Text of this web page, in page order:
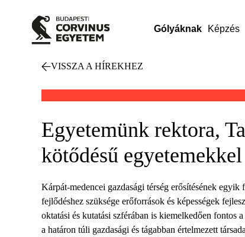
Gólyáknak Képzés
VISSZA A HÍREKHEZ
Egyetemünk rektora,
kötődésű egyetemekkel
Kárpát-medencei gazdasági térség erősítésének
fejlődéshez szüksége erőforrások és képességek
oktatási és kutatási szférában is kiemelkedően fontos
a határon túli gazdasági és tágabban értelmezett